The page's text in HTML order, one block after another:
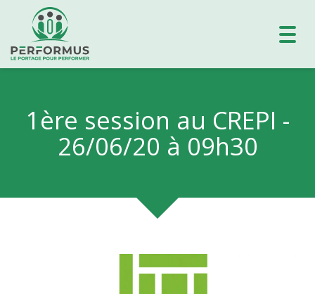
1ère session au CREPI -
26/06/20 à 09h30